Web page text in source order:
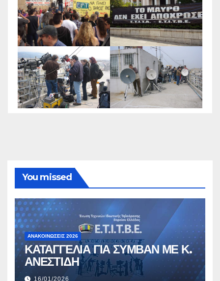
You missed
ΑΝΑΚΟΙΝΏΣΕΙΣ 2026
ΚΑΤΑΓΓΕΛΙΑ ΓΙΑ ΣΥΜΒΑΝ ΜΕ Κ.
ΑΝΕΣΤΙΔΗ
16/01/2026